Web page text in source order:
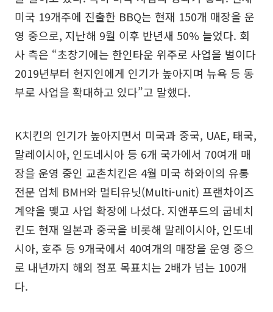
미국 19개주에 진출한 BBQ는 현재 150개 매장을 운
영 중으로, 지난해 9월 이후 반년새 50% 늘었다. 회
사 측은 “초창기에는 한인타운 위주로 사업을 벌이다
2019년부터 현지인에게 인기가 높아지며 뉴욕 등 동
부로 사업을 확대하고 있다”고 말했다.
K치킨의 인기가 높아지면서 미국과 중국, UAE, 태국,
말레이시아, 인도네시아 등 6개 국가에서 70여개 매
장을 운영 중인 교촌치킨은 4월 미국 하와이의 유통
전문 업체 BMH와 멀티유닛(Multi-unit) 프랜차이즈
계약을 맺고 사업 확장에 나섰다. 지앤푸드의 굽네치
킨도 현재 일본과 중국을 비롯해 말레이시아, 인도네
시아, 호주 등 9개국에서 40여개의 매장을 운영 중으
로 내년까지 해외 점포 목표치는 2배가 넘는 100개
다.